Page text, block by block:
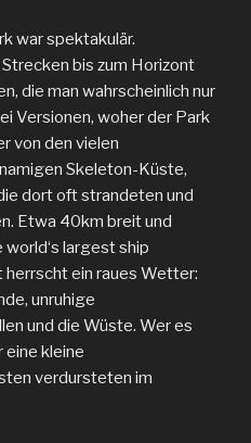
war spektakulär.
bis zum Horizont
die man wahrscheinlich nur
Versionen, woher der Park
von den vielen
Skeleton-Küste,
dort oft strandeten und
Etwa 40km breit und
largest ship
ein raues Wetter:
unruhige
und die Wüste. Wer es
eine kleine
verdursteten im